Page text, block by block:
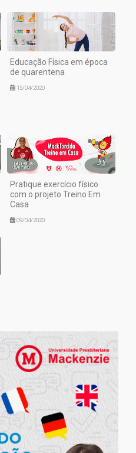
Educação Física em época
de quarentena
15/04/2020
Pratique exercício físico
com o projeto Treino Em
Casa
09/04/2020